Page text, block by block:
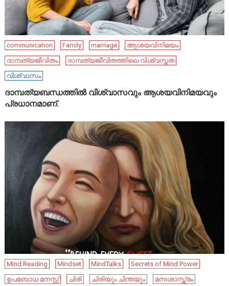
communication Family marriage
ആശയവിനിമയം
ദാമ്പത്യജീവിതം
ദാമ്പത്യജീവിതത്തിലെ വിശ്വസ്തത
വിശ്വാസം
ദാമ്പത്യബന്ധത്തിൽ വിശ്വാസവും ആശയവിനിമയവും
പ്രധാനമാണ്.
Mind Reading Mindset MindTalks
Secrets of Mind Power
ഉപബോധ മനസ്സ്
ചിരി ചിരിയും ചിന്തയും
മനഃശാസ്ത്രം